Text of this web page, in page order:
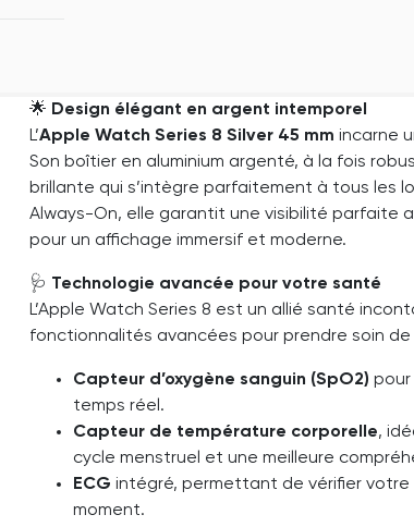
🌟 Design élégant en argent intemporel
L’Apple Watch Series 8 Silver 45 mm incarne
Son boîtier en aluminium argenté, à la fois
brillante qui s’intègre parfaitement à tous les
Always-On, elle garantit une visibilité parfaite
pour un affichage immersif et moderne.
🩺 Technologie avancée pour votre santé
L’Apple Watch Series 8 est un allié santé
fonctionnalités avancées pour prendre soin
Capteur d’oxygène sanguin (SpO2) pour
temps réel.
Capteur de température corporelle,
cycle menstruel et une meilleure
ECG intégré, permettant de vérifier
moment.